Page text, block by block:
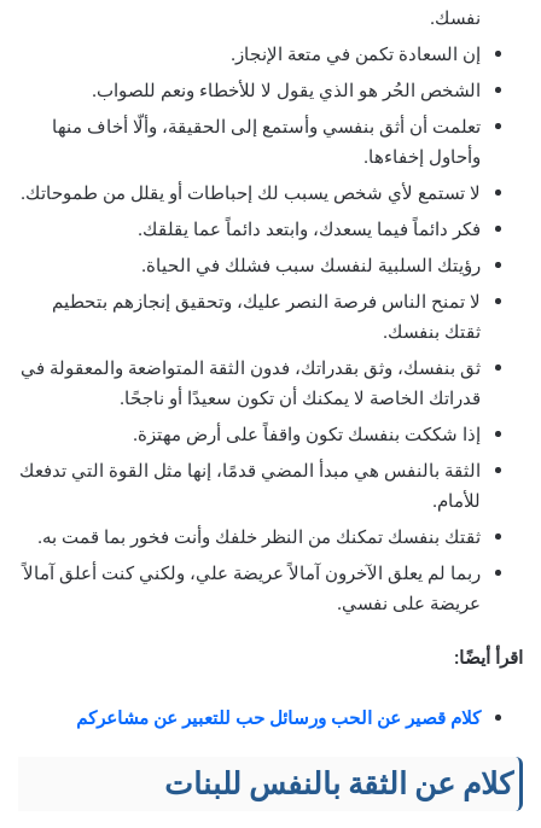
نفسك.
إن السعادة تكمن في متعة الإنجاز.
الشخص الحُر هو الذي يقول لا للأخطاء ونعم للصواب.
تعلمت أن أثق بنفسي وأستمع إلى الحقيقة، وألّا أخاف منها
وأحاول إخفاءها.
لا تستمع لأي شخص يسبب لك إحباطات أو يقلل من طموحاتك.
فكر دائماً فيما يسعدك، وابتعد دائماً عما يقلقك.
رؤيتك السلبية لنفسك سبب فشلك في الحياة.
لا تمنح الناس فرصة النصر عليك، وتحقيق إنجازهم بتحطيم
ثقتك بنفسك.
ثق بنفسك، وثق بقدراتك، فدون الثقة المتواضعة والمعقولة في
قدراتك الخاصة لا يمكنك أن تكون سعيدًا أو ناجحًا.
إذا شككت بنفسك تكون واقفاً على أرض مهتزة.
الثقة بالنفس هي مبدأ المضي قدمًا، إنها مثل القوة التي تدفعك
للأمام.
ثقتك بنفسك تمكنك من النظر خلفك وأنت فخور بما قمت به.
ربما لم يعلق الآخرون آمالاً عريضة علي، ولكني كنت أعلق آمالاً
عريضة على نفسي.
اقرأ أيضًا:
كلام قصير عن الحب ورسائل حب للتعبير عن مشاعركم
كلام عن الثقة بالنفس للبنات